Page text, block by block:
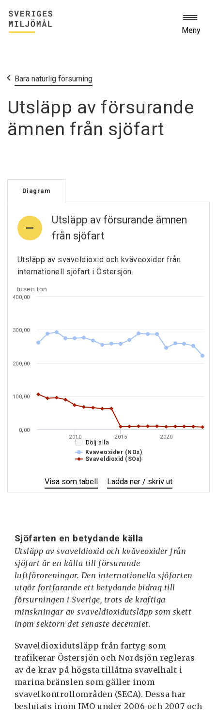
Meny
Start
Miljömålen
Bara naturlig försurning
Utsläpp av försurande
ämnen från sjöfart
Diagram
Utsläpp av försurande ämnen
från sjöfart
Utsläpp av svaveldioxid och kväveoxider från
internationell sjöfart i Östersjön.
Dölj alla
2010 2020
2015
Kväveoxider (NOx)
Svaveldioxid (SOx)
0,00
100,00
200,00
300,00
400,00
tusen ton
VisaUtsläpp
av
sjöfart
som tabell Ladda ner / skriv ut
av
Sjöfarten en betydande källa
Utsläpp av svaveldioxid och kväveoxider från
sjöfart är en källa till försurande
luftföroreningar. Den internationella sjöfarten
utgör fortfarande ett betydande bidrag till
försurningen i Sverige, trots de kraftiga
minskningar av svaveldioxidutsläpp som skett
inom sektorn det senaste decenniet.
Svaveldioxidutsläpp från fartyg som
trafikerar Östersjön och Nordsjön regleras
av de krav på högsta tillåtna svavelhalt i
marina bränslen som gäller inom
svavelkontrollområden (SECA). Dessa har
beslutats inom IMO under 2006 och 2007 och